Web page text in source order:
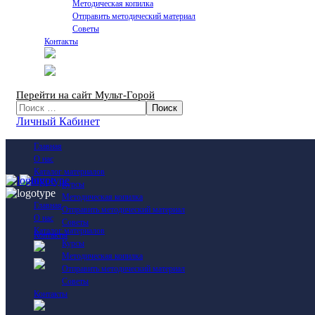
Методическая копилка
Отправить методический материал
Советы
Контакты
Перейти на сайт Мульт-Горой
Личный Кабинет
Главная
О нас
Каталог материалов
Курсы
Методическая копилка
Отправить методический материал
Советы
Контакты
Главная
О нас
Каталог материалов
Курсы
Методическая копилка
Отправить методический материал
Советы
Контакты